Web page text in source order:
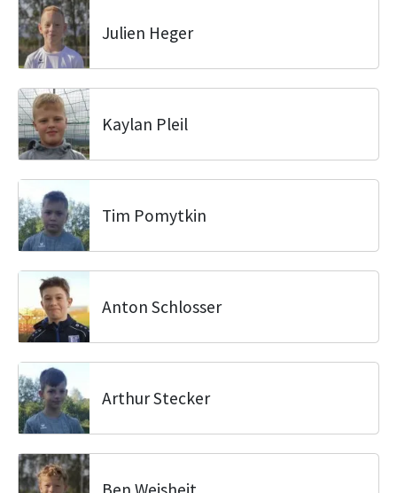
Julien Heger
Kaylan Pleil
Tim Pomytkin
Anton Schlosser
Arthur Stecker